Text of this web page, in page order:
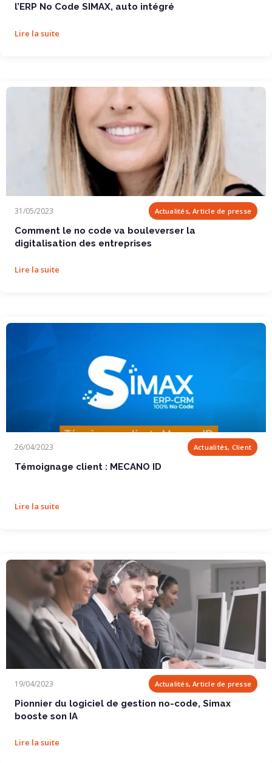
l’ERP No Code SIMAX, auto intégré
Lire la suite
31/05/2023 Actualités, Article de presse
Comment le no code va bouleverser la
digitalisation des entreprises
Lire la suite
26/04/2023 Actualités, Client
Témoignage client : MECANO ID
Lire la suite
Pionnier du logiciel de gestion no-code, Simax...
19/04/2023 Actualités, Article de presse
Pionnier du logiciel de gestion no-code, Simax
booste son IA
Lire la suite